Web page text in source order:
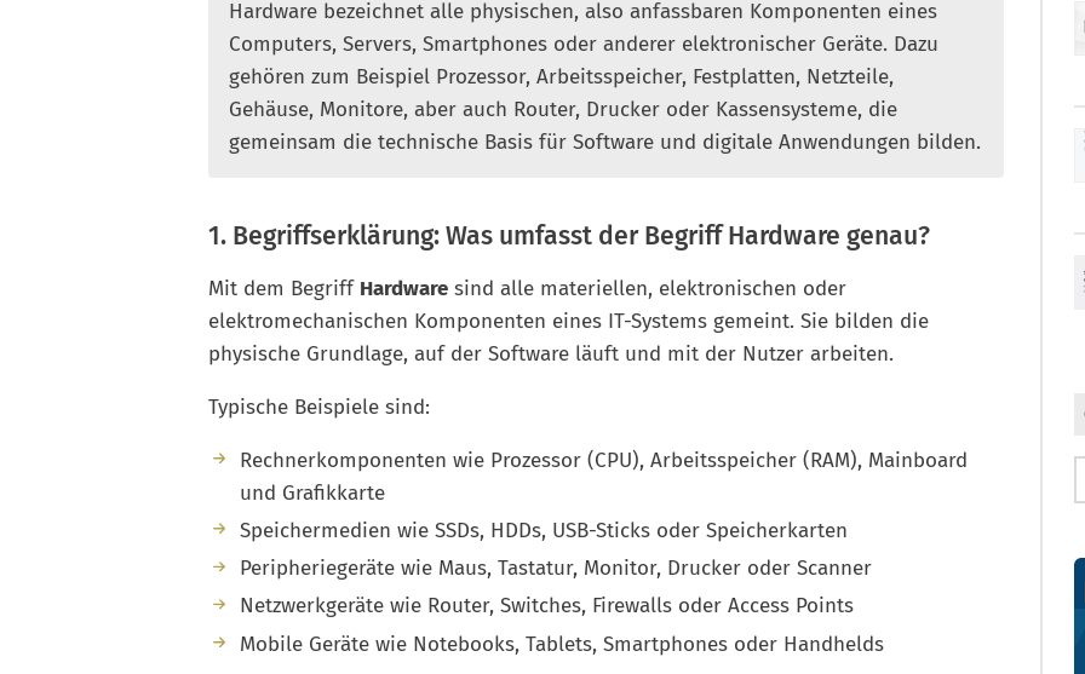
Hardware bezeichnet alle physischen, also anfassbaren Komponenten eines
Computers, Servers, Smartphones oder anderer elektronischer Geräte. Dazu
gehören zum Beispiel Prozessor, Arbeitsspeicher, Festplatten, Netzteile,
Gehäuse, Monitore, aber auch Router, Drucker oder Kassensysteme, die
gemeinsam die technische Basis für Software und digitale Anwendungen bilden.
1. Begriffserklärung: Was umfasst der Begriff Hardware genau?
Mit dem Begriff Hardware sind alle materiellen, elektronischen oder
elektromechanischen Komponenten eines IT-Systems gemeint. Sie bilden die
physische Grundlage, auf der Software läuft und mit der Nutzer arbeiten.
Typische Beispiele sind:
Rechnerkomponenten wie Prozessor (CPU), Arbeitsspeicher (RAM), Mainboard
und Grafikkarte
Speichermedien wie SSDs, HDDs, USB-Sticks oder Speicherkarten
Peripheriegeräte wie Maus, Tastatur, Monitor, Drucker oder Scanner
Netzwerkgeräte wie Router, Switches, Firewalls oder Access Points
Mobile Geräte wie Notebooks, Tablets, Smartphones oder Handhelds